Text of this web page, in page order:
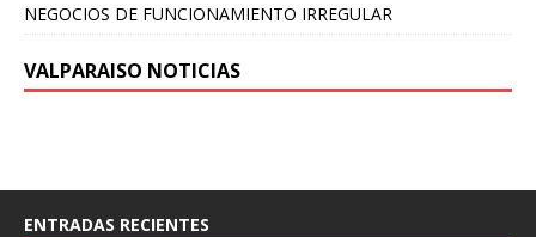
NEGOCIOS DE FUNCIONAMIENTO IRREGULAR
VALPARAISO NOTICIAS
ENTRADAS RECIENTES